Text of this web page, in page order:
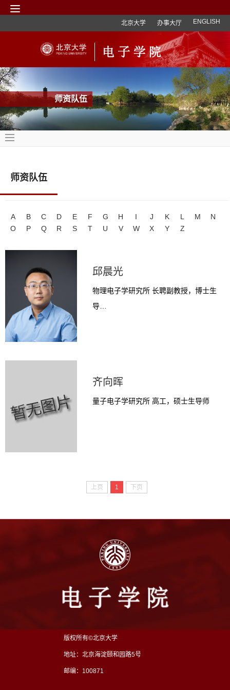
北京大学 办事大厅 ENGLISH
师资队伍
师资队伍
A B C D E F G H I J K L M
N
O
P Q R S T U V W X Y Z
邱晨光
物理电子学研究所 长聘副教授，博士生
导…
齐向晖
量子电子学研究所 高工，硕士生导师
上页 1 下页
版权所有©北京大学
地址：北京海淀颐和园路5号
邮编：100871